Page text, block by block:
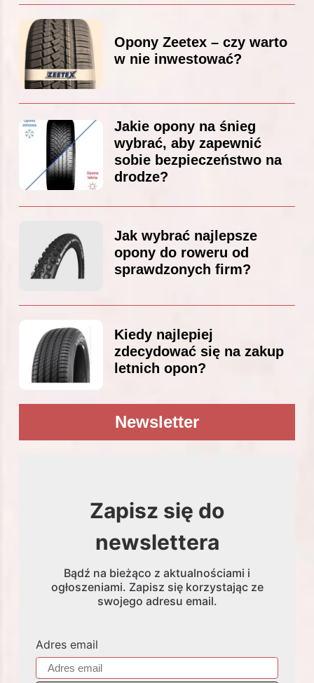
Opony Zeetex – czy warto
w nie inwestować?
Jakie opony na śnieg
wybrać, aby zapewnić
sobie bezpieczeństwo na
drodze?
Jak wybrać najlepsze
opony do roweru od
sprawdzonych firm?
Kiedy najlepiej
zdecydować się na zakup
letnich opon?
Newsletter
Zapisz się do
newslettera
Bądź na bieżąco z aktualnościami i
ogłoszeniami. Zapisz się korzystając ze
swojego adresu email.
Adres email